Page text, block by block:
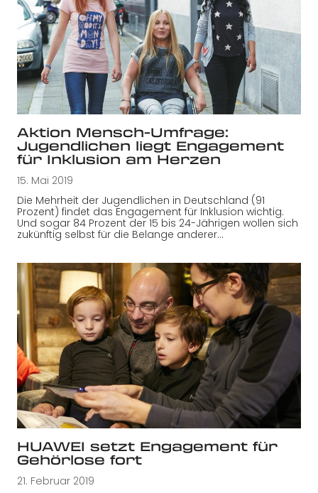
Aktion Mensch-Umfrage:
Jugendlichen liegt Engagement
für Inklusion am Herzen
15. Mai 2019
Die Mehrheit der Jugendlichen in Deutschland (91
Prozent) findet das Engagement für Inklusion wichtig.
Und sogar 84 Prozent der 15 bis 24-Jährigen wollen sich
zukünftig selbst für die Belange anderer…
HUAWEI setzt Engagement für
Gehörlose fort
21. Februar 2019